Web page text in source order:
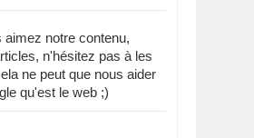
aimez notre contenu,
n'hésitez pas à les
ne peut que nous aider
qu'est le web ;)